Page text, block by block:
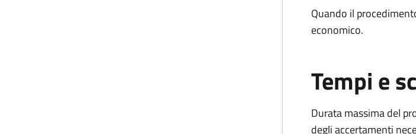
Quando il
economico.
Tempi e
Durata massima del
degli accertamenti